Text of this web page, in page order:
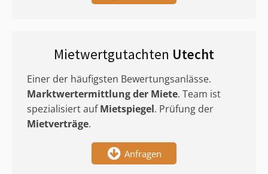
Mietwertgutachten Utecht
Einer der häufigsten Bewertungsanlässe.
Marktwertermittlungder Miete. Team ist
spezialisiert aufMietspiegel. Prüfung der
Mietverträge.
Anfragen